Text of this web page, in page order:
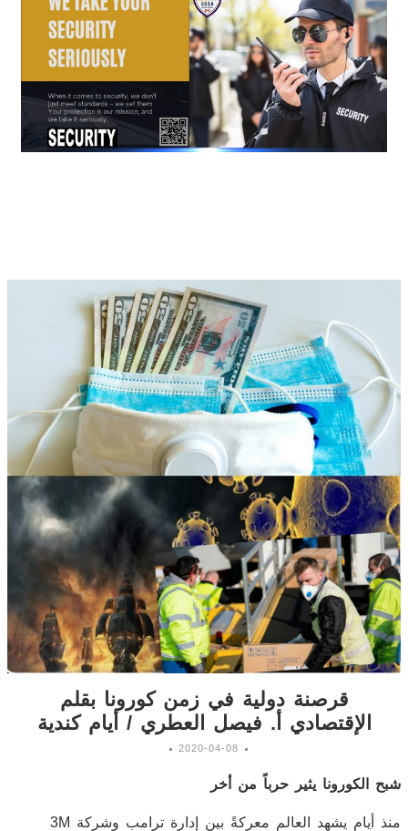
قرصنة دولية في زمن كورونا بقلم
الإقتصادي أ. فيصل العطري / أيام كندية
2020-04-08
شبح الكورونا يثير حرباً من أخر
منذ أيام يشهد العالم معركةً بين إدارة ترامب وشركة 3M